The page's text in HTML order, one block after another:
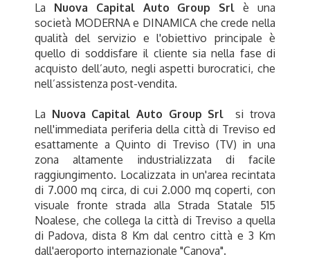
La Nuova Capital Auto Group Srl è una
società MODERNA e DINAMICA che crede nella
qualità del servizio e l'obiettivo principale è
quello di soddisfare il cliente sia nella fase di
acquisto dell’auto, negli aspetti burocratici, che
nell’assistenza post-vendita.
La Nuova Capital Auto Group Srl si trova
nell'immediata periferia della città di Treviso ed
esattamente a Quinto di Treviso (TV) in una
zona altamente industrializzata di facile
raggiungimento. Localizzata in un'area recintata
di 7.000 mq circa, di cui 2.000 mq coperti, con
visuale fronte strada alla Strada Statale 515
Noalese, che collega la città di Treviso a quella
di Padova, dista 8 Km dal centro città e 3 Km
dall'aeroporto internazionale "Canova".